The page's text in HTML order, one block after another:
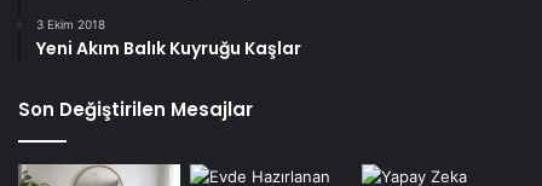
3 Ekim 2018
Yeni Akım Balık Kuyruğu Kaşlar
Son Değiştirilen Mesajlar